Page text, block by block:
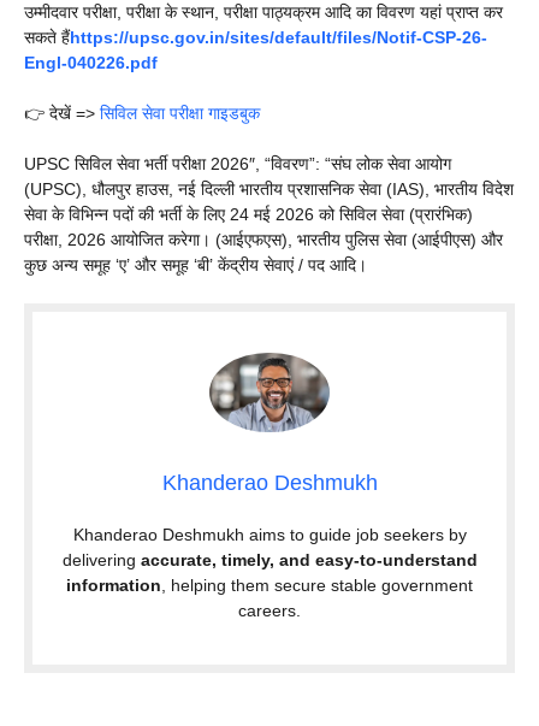
उम्मीदवार परीक्षा, परीक्षा के स्थान, परीक्षा पाठ्यक्रम आदि का विवरण यहां प्राप्त कर
सकते हैंhttps://upsc.gov.in/sites/default/files/Notif-CSP-26-
Engl-040226.pdf
👉 देखें => सिविल सेवा परीक्षा गाइडबुक
UPSC सिविल सेवा भर्ती परीक्षा 2026″, “विवरण”: “संघ लोक सेवा आयोग
(UPSC), धौलपुर हाउस, नई दिल्ली भारतीय प्रशासनिक सेवा (IAS), भारतीय विदेश
सेवा के विभिन्न पदों की भर्ती के लिए 24 मई 2026 को सिविल सेवा (प्रारंभिक)
परीक्षा, 2026 आयोजित करेगा। (आईएफएस), भारतीय पुलिस सेवा (आईपीएस) और
कुछ अन्य समूह ‘ए’ और समूह ‘बी’ केंद्रीय सेवाएं / पद आदि।
Khanderao Deshmukh
Khanderao Deshmukh aims to guide job seekers by
delivering accurate, timely, and easy-to-understand
information , helping them secure stable government
careers.